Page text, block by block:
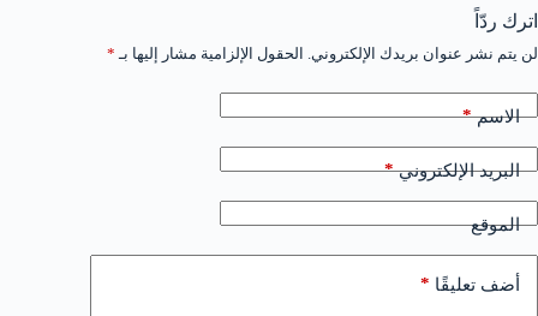
اترك ردّاً
لن يتم نشر عنوان بريدك الإلكتروني. الحقول الإلزامية مشار إليها بـ *
الاسم*
البريد الإلكتروني*
الموقع
أضف تعليقًا *